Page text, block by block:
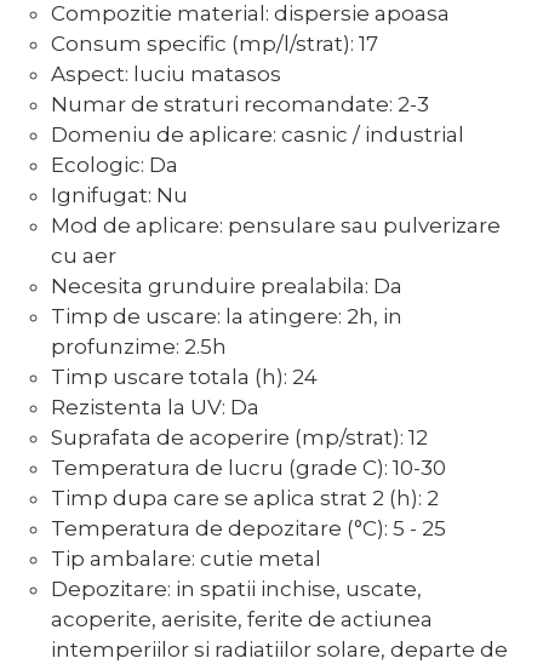
Compozitie material: dispersie apoasa
Consum specific (mp/l/strat): 17
Aspect: luciu matasos
Numar de straturi recomandate: 2-3
Domeniu de aplicare: casnic / industrial
Ecologic: Da
Ignifugat: Nu
Mod de aplicare: pensulare sau pulverizare
cu aer
Necesita grunduire prealabila: Da
Timp de uscare: la atingere: 2h, in
profunzime: 2.5h
Timp uscare totala (h): 24
Rezistenta la UV: Da
Suprafata de acoperire (mp/strat): 12
Temperatura de lucru (grade C): 10-30
Timp dupa care se aplica strat 2 (h): 2
Temperatura de depozitare (°C): 5 - 25
Tip ambalare: cutie metal
Depozitare: in spatii inchise, uscate,
acoperite, aerisite, ferite de actiunea
intemperiilor si radiatiilor solare, departe de